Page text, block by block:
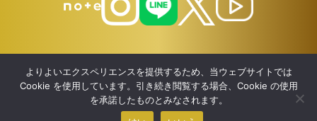
よりよいエクスペリエンスを提供するため、当ウェブサイトでは
Cookie を使用しています。引き続き閲覧する場合、Cookie の使用
を承諾したものとみなされます。